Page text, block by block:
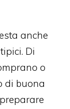
anche
Di
o
di buona